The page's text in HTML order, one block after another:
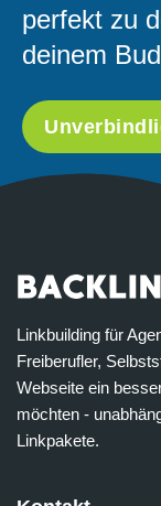
perfekt zu
deinem
Linkbuilding für
Freiberufler,
Webseite ein
möchten -
Linkpakete.